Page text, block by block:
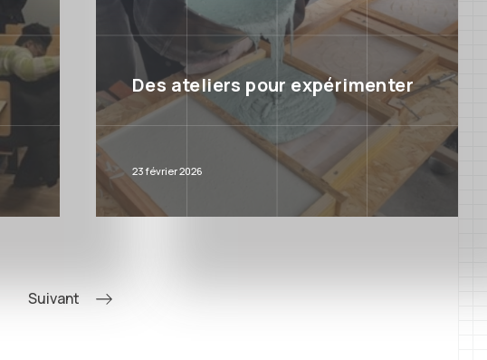
Des ateliers pour expérimenter
23 février 2026
Suivant